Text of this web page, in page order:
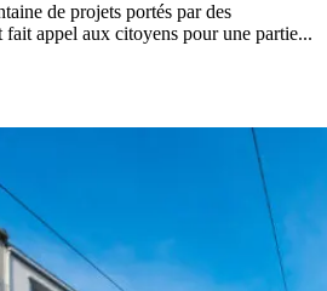
de projets portés par des
appel aux citoyens pour une partie...